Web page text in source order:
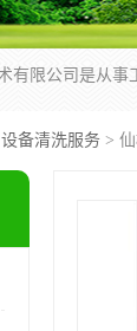
设备清洗服务 >